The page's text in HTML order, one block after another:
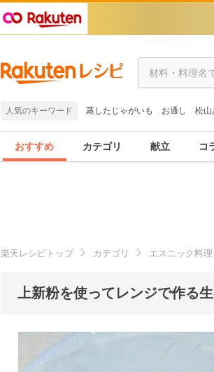
人気のキーワード 蒸したじゃがいも お通し 松山
おすすめ カテゴリ 献立 コ
楽天レシピトップ カテゴリ エスニック料
上新粉を使ってレンジで作る